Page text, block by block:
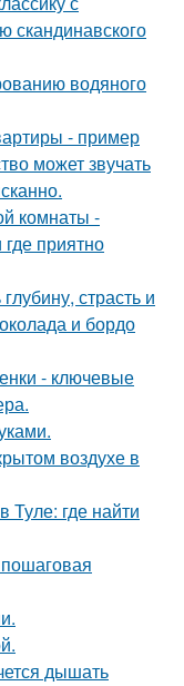
скандинавского
водяного
- пример
может звучать
комнаты -
где приятно
страсть и
и бордо
- ключевые
воздухе в
Туле: где найти
дышать